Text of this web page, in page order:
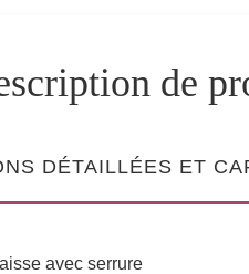
de
DÉTAILLÉES ET
avec serrure